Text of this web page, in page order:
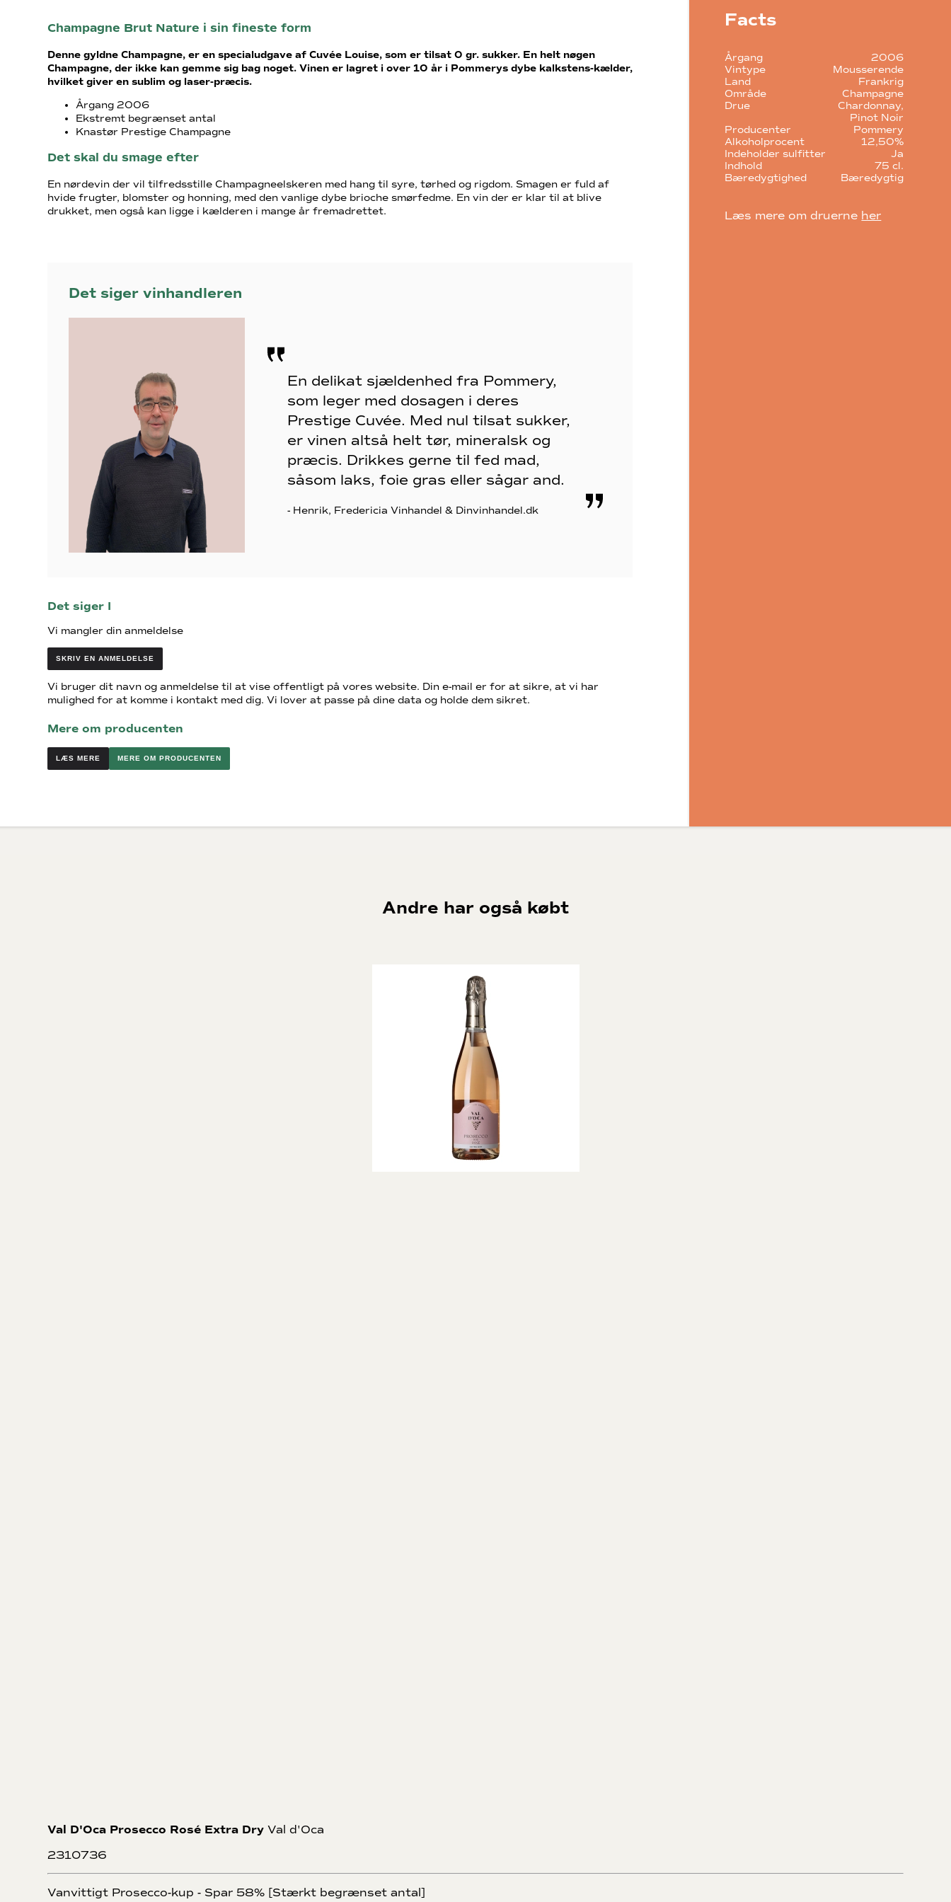
Champagne Brut Nature i sin fineste form
Denne gyldne Champagne, er en specialudgave af Cuvée Louise, som er tilsat 0 gr. sukker. En helt nøgen
Champagne, der ikke kan gemme sig bag noget. Vinen er lagret i over 10 år i Pommerys dybe kalkstens-kælder,
hvilket giver en sublim og laser-præcis.
Årgang 2006
Ekstremt begrænset antal
Knastør Prestige Champagne
Det skal du smage efter
En nørdevin der vil tilfredsstille Champagneelskeren med hang til syre, tørhed og rigdom. Smagen er fuld af
hvide frugter, blomster og honning, med den vanlige dybe brioche smørfedme. En vin der er klar til at blive
drukket, men også kan ligge i kælderen i mange år fremadrettet.
Det siger vinhandleren
En delikat sjældenhed fra Pommery,
som leger med dosagen i deres
Prestige Cuvée. Med nul tilsat sukker,
er vinen altså helt tør, mineralsk og
præcis. Drikkes gerne til fed mad,
såsom laks, foie gras eller sågar and.
- Henrik, Fredericia Vinhandel & Dinvinhandel.dk
Det siger I
Vi mangler din anmeldelse
SKRIV EN ANMELDELSE
Vi bruger dit navn og anmeldelse til at vise offentligt på vores website. Din e-mail er for at sikre, at vi har
mulighed for at komme i kontakt med dig. Vi lover at passe på dine data og holde dem sikret.
Mere om producenten
MERE OM PRODUCENTEN
Facts
Årgang
2006
Vintype
Mousserende
Land
Frankrig
Område
Champagne
Drue
Chardonnay
Pinot Noir
Producenter
Pommery
Alkoholprocent
12,50%
Indeholder sulfitter
Ja
Indhold
75 cl.
Bæredygtighed
Bæredygtig
Læs mere om druerne her
Andre har også købt
Val D'Oca Prosecco Rosé Extra Dry Val d'Oca
2310736
Vanvittigt Prosecco-kup - Spar 58% [Stærkt begrænset antal]